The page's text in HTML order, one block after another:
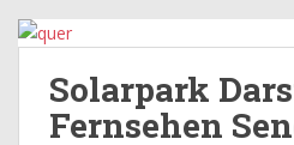
Solarpark
Fernsehen